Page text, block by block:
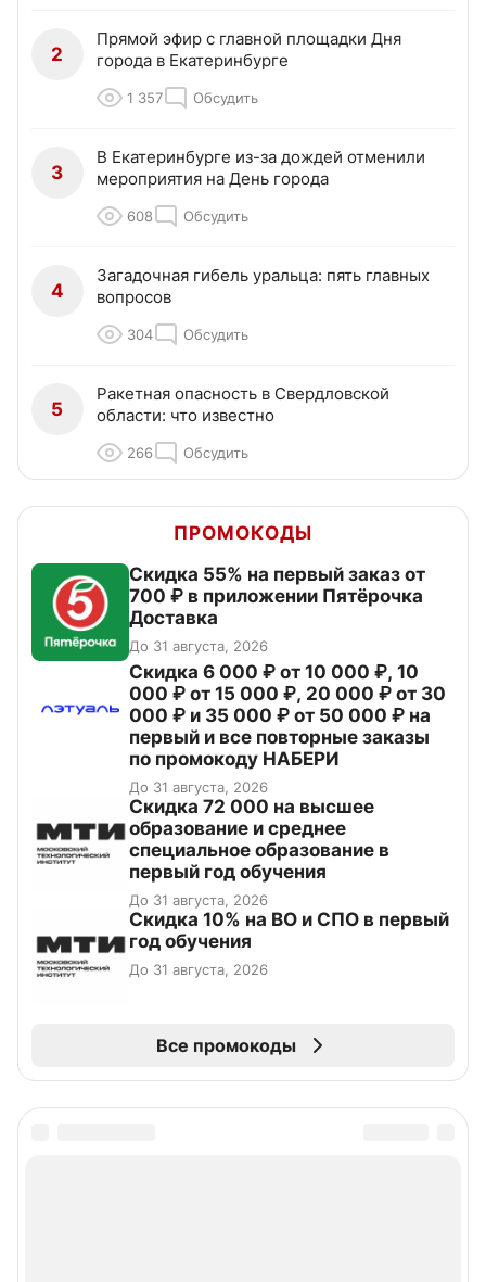
2
Прямой эфир с главной площадки Дня
города в Екатеринбурге
1 357 Обсудить
3
В Екатеринбурге из-за дождей отменили
мероприятия на День города
608 Обсудить
4
Загадочная гибель уральца: пять главных
вопросов
304 Обсудить
5
Ракетная опасность в Свердловской
области: что известно
266 Обсудить
ПРОМОКОДЫ
Скидка 55% на первый заказ от
700 ₽ в приложении Пятёрочка
Доставка
До 31 августа, 2026
Скидка 6 000 ₽ от 10 000 ₽, 10
000 ₽ от 15 000 ₽, 20 000 ₽ от 30
000 ₽ и 35 000 ₽ от 50 000 ₽ на
первый и все повторные заказы
по промокоду НАБЕРИ
До 31 августа, 2026
Скидка 72 000 на высшее
образование и среднее
специальное образование в
первый год обучения
До 31 августа, 2026
Скидка 10% на ВО и СПО в первый
год обучения
До 31 августа, 2026
Все промокоды